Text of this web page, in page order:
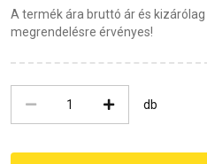
A termék ára bruttó ár és
megrendelésre érvényes!
db